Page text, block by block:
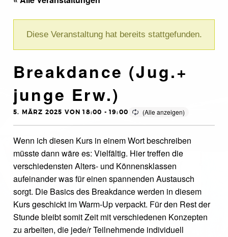
Diese Veranstaltung hat bereits stattgefunden.
Breakdance (Jug.+
junge Erw.)
5. MÄRZ 2025 VON 18:00 -19:00
Wenn ich diesen Kurs in einem Wort beschreiben
müsste dann wäre es: Vielfältig. Hier treffen die
verschiedensten Alters- und Könnensklassen
aufeinander was für einen spannenden Austausch
sorgt. Die Basics des Breakdance werden in diesem
Kurs geschickt im Warm-Up verpackt. Für den Rest der
Stunde bleibt somit Zeit mit verschiedenen Konzepten
zu arbeiten, die jede/r Teilnehmende individuell